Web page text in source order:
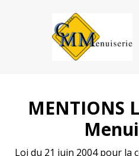
MENTIONS
Loi du 21 juin 2004 pour la